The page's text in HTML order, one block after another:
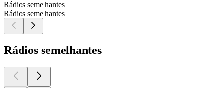
Rádios semelhantes
Rádios semelhantes
Rádios semelhantes